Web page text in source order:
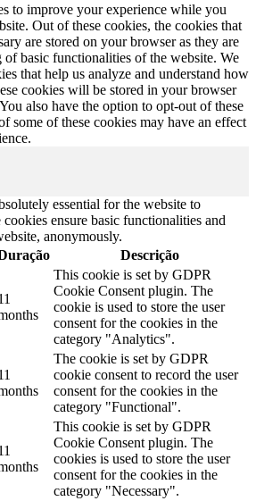
to improve your experience while you
Out of these cookies, the cookies that
are stored on your browser as they are
basic functionalities of the website. We
that help us analyze and understand how
cookies will be stored in your browser
also have the option to opt-out of these
some of these cookies may have an effect
essential for the website to
ensure basic functionalities and
anonymously.
Descrição
This cookie is set by GDPR
Cookie Consent plugin. The
cookie is used to store the user
consent for the cookies in the
category "Analytics".
The cookie is set by GDPR
cookie consent to record the user
consent for the cookies in the
category "Functional".
This cookie is set by GDPR
Cookie Consent plugin. The
cookies is used to store the user
consent for the cookies in the
category "Necessary".